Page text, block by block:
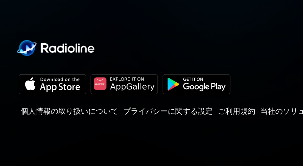
個人情報の取り扱いについて プライバシーに関する設定 ご利用規約 当社のソリ